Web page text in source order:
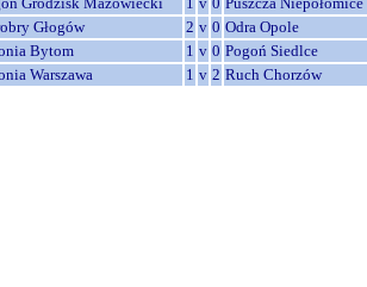
Głogów 2 v 0 Odra Opole
Bytom 1 v 0 Pogoń Siedlce
Warszawa 1 v 2 Ruch Chorzów